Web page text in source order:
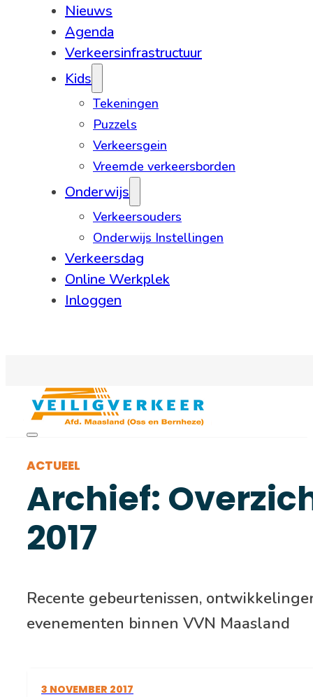
Nieuws
Agenda
Verkeersinfrastructuur
Kids
Tekeningen
Puzzels
Verkeersgein
Vreemde verkeersborden
Onderwijs
Verkeersouders
Onderwijs Instellingen
Verkeersdag
Online Werkplek
Inloggen
ACTUEEL
Archief:
2017
Recente gebeurtenissen,
evenementen binnen VVN Maasland
3 NOVEMBER 2017